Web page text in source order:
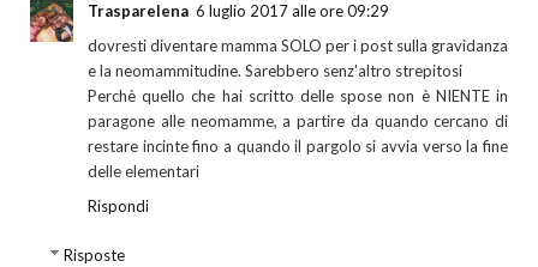
Trasparelena 6 luglio 2017 alle ore 09:29
dovresti diventare mamma SOLO per i post sulla gravidanza
e la neomammitudine. Sarebbero senz'altro strepitosi
Perchè quello che hai scritto delle spose non è NIENTE in
paragone alle neomamme, a partire da quando cercano di
restare incinte fino a quando il pargolo si avvia verso la fine
delle elementari
Rispondi
Risposte